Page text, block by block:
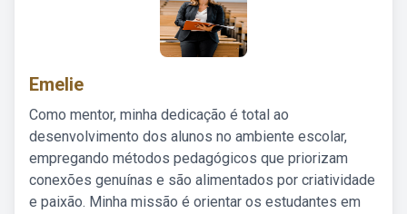
Emelie
Como mentor, minha dedicação é total ao
desenvolvimento dos alunos no ambiente escolar,
empregando métodos pedagógicos que priorizam
conexões genuínas e são alimentados por criatividade
e paixão. Minha missão é orientar os estudantes em